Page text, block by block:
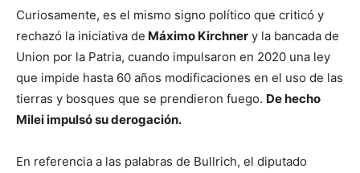
Curiosamente, es el mismo signo político que criticó y
rechazó la iniciativa de Máximo Kirchner y la bancada de
Union por la Patria, cuando impulsaron en 2020 una ley
que impide hasta 60 años modificaciones en el uso de las
tierras y bosques que se prendieron fuego. De hecho
Milei impulsó su derogación.
En referencia a las palabras de Bullrich, el diputado